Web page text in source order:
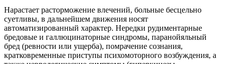
Нарастает расторможение влечений, больные бесцельно
суетливы, в дальнейшем движения носят
автоматизированный характер. Нередки рудиментарные
бредовые и галлюцинаторные синдромы, паранойяльный
бред (ревности или ущерба), помрачение сознания,
кратковременные приступы психомоторного возбуждения, а